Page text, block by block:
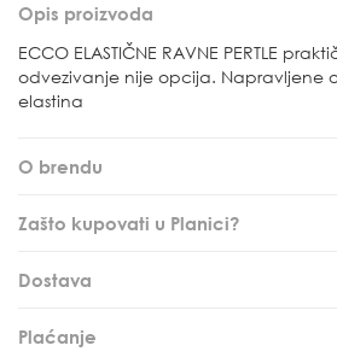
Opis proizvoda
ECCO ELASTIČNE RAVNE PERTLE
odvezivanje nije opcija. Napravljene
elastina
O brendu
Zašto kupovati u Planici?
Dostava
Plaćanje